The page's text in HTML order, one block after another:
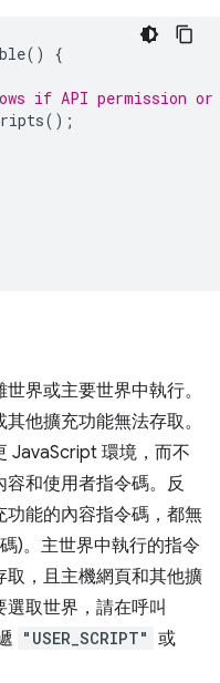
()
{
if API permission
();
界或主要世界中執行。
他擴充功能無法存取。
JavaScript 環境，而不
和使用者指令碼。反
能的內容指令碼，都無
)。主世界中執行的指令
，且主機網頁和其他擴
取世界，請在呼叫
"USER_SCRIPT" 或